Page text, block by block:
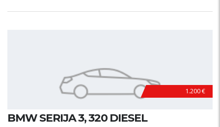
PRETRAŽI
1.200 €
BMW SERIJA 3, 320 DIESEL